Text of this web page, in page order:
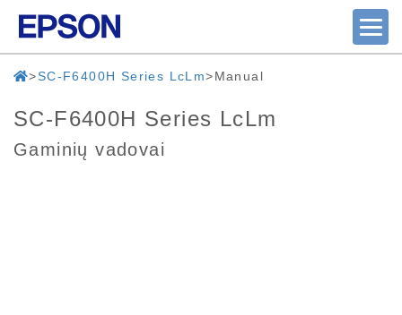
SC-F6400H Series LcLm Manual
SC-F6400H Series LcLm
Gaminių vadovai